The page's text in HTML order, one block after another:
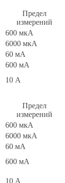
Предел
измерений
600 мкА
6000 мкА
60 мА
600 мА
10 А
Предел
измерений
600 мкА
6000 мкА
60 мА
600 мА
10 А